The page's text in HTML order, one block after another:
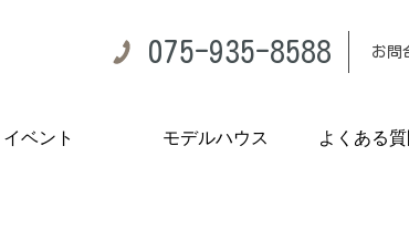
075-935-8588 お問
イベント モデルハウス よくある